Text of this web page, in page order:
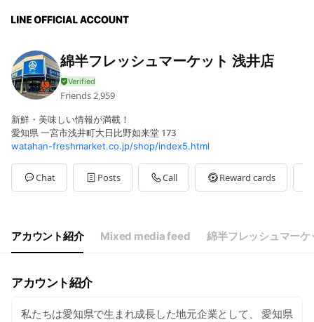
綿半フレッシュマーケット 浅井店
Friends 2,959
新鮮・美味しい情報が満載！
愛知県 一宮市浅井町大日比野如来堂 173
watahan-freshmarket.co.jp/shop/index5.html
Chat Posts Call Reward cards
アカウント紹介 Mixed media feed 綿半フレッシュマー
アカウント紹介
私たちは愛知県で生まれ成長した地元企業として、 愛知県